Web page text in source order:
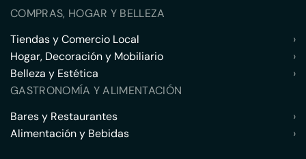
COMPRAS, HOGAR Y BELLEZA
Tiendas y Comercio Local
›
Hogar, Decoración y Mobiliario
›
Belleza y Estética
›
GASTRONOMÍA Y ALIMENTACIÓN
Bares y Restaurantes
›
Alimentación y Bebidas
›